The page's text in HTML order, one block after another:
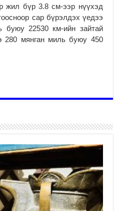
жил бүр 3.8 см-ээр нүүхэд
cap бүрэлдэх үедээ
буюу 22530 км-ийн зайтай
280 мянган миль буюу 450